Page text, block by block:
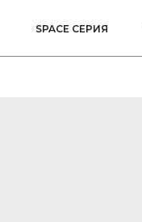
SPACE СЕРИЯ